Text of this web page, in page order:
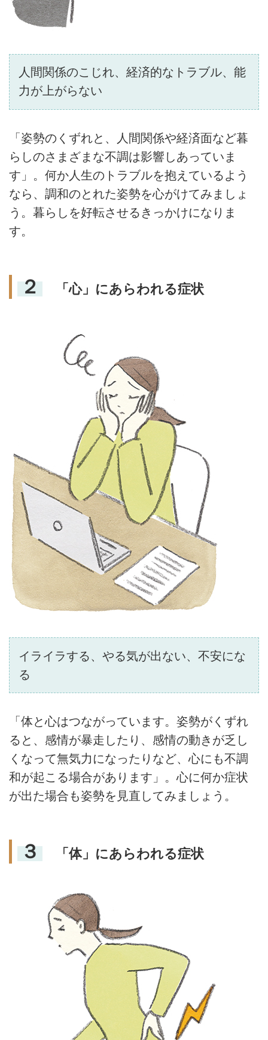
人間関係のこじれ、経済的なトラブル、能
力が上がらない
「姿勢のくずれと、人間関係や経済面など暮
らしのさまざまな不調は影響しあっていま
す」。何か人生のトラブルを抱えているよう
なら、調和のとれた姿勢を心がけてみましょ
う。暮らしを好転させるきっかけになりま
す。
２ 「心」にあらわれる症状
イライラする、やる気が出ない、不安にな
る
「体と心はつながっています。姿勢がくずれ
ると、感情が暴走したり、感情の動きが乏し
くなって無気力になったりなど、心にも不調
和が起こる場合があります」。心に何か症状
が出た場合も姿勢を見直してみましょう。
３ 「体」にあらわれる症状